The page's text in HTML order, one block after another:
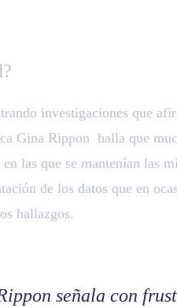
investigaciones que
Gina Rippon halla que
las que se mantenían las
de los datos que en
hallazgos.
señala con